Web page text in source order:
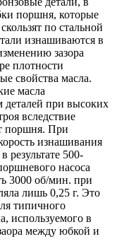
поршня, которые
по стальной
изнашиваются в
зазора
плотности
свойства масла.
масла
деталей при высоких
вследствие
поршня. При
изнашивания
результате 500-
насоса
3000 об/мин. при
лишь 0,25 г. Это
типичного
используемого в
между юбкой и